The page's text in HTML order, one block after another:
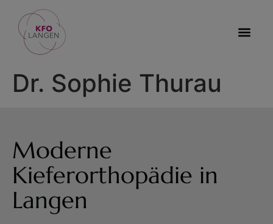
Dr. Sophie Thurau
Moderne
Kieferorthopädie in
Langen